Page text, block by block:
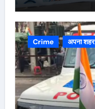
Crime अपना शहर